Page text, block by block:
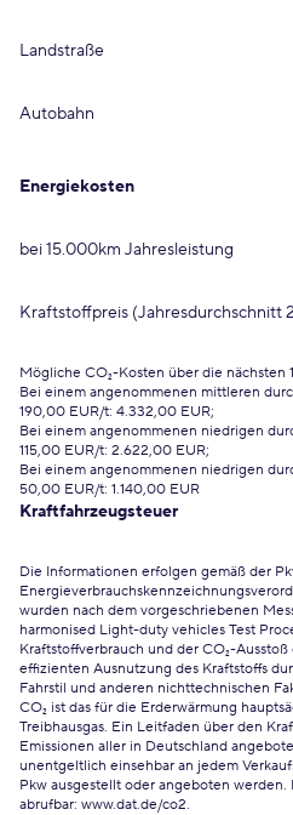
Landstraße
Autobahn
Energiekosten
bei 15.000km Jahresleistung
Kraftstoffpreis (Jahresdurchschnitt
Mögliche CO₂-Kosten über die nächsten
Bei einem angenommenen mittleren
190,00 EUR/t: 4.332,00 EUR;
Bei einem angenommenen niedrigen
115,00 EUR/t: 2.622,00 EUR;
Bei einem angenommenen niedrigen
50,00 EUR/t: 1.140,00 EUR
Kraftfahrzeugsteuer
Die Informationen erfolgen gemäß der
wurden nach dem vorgeschriebenen
harmonised Light-duty vehicles Test
Kraftstoffverbrauch und der CO₂-
effizienten Ausnutzung des Kraftstoffs
Fahrstil und anderen nichttechnischen
CO₂ ist das für die Erderwärmung
Treibhausgas. Ein Leitfaden über den
Emissionen aller in Deutschland
unentgeltlich einsehbar an jedem
Pkw ausgestellt oder angeboten
abrufbar: www.dat.de/co2.